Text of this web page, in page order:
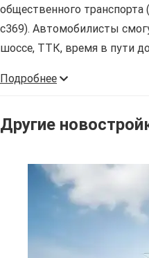
общественного
с369). Автомобилисты
шоссе, ТТК, время в пути
Подробнее
Другие